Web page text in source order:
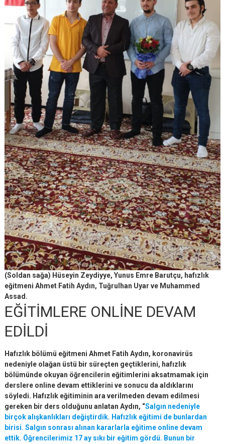
(Soldan sağa) Hüseyin Zeydiyye, Yunus Emre Barutçu, hafızlık
eğitmeni Ahmet Fatih Aydın, Tuğrulhan Uyar ve Muhammed
Assad.
EĞİTİMLERE ONLİNE DEVAM
EDİLDİ
Hafızlık bölümü eğitmeni Ahmet Fatih Aydın, koronavirüs
nedeniyle olağan üstü bir süreçten geçtiklerini, hafızlık
bölümünde okuyan öğrencilerin eğitimlerini aksatmamak için
derslere online devam ettiklerini ve sonucu da aldıklarını
söyledi. Hafızlık eğitiminin ara verilmeden devam edilmesi
gereken bir ders olduğunu anlatan Aydın, “Salgın nedeniyle
birçok alışkanlıkları değiştirdik. Hafızlık eğitimi de bunlardan
birisi. Salgın sonrası alınan kararlarla eğitime online devam
ettik. Öğrencilerimiz 17 ay sıkı bir eğitim gördü. Bunun bir